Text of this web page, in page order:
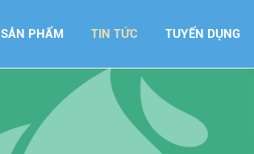
SẢN PHẨM TIN TỨC TUYỂN DỤNG